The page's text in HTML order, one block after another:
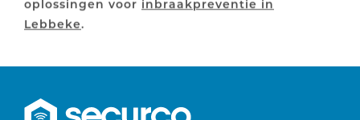
oplossingen voor inbraakpreventie in
Lebbeke.